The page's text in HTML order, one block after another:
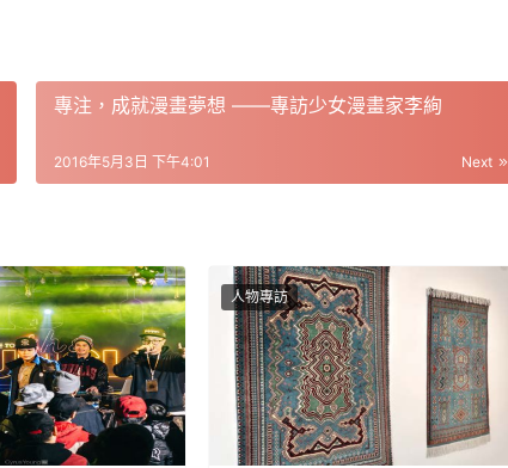
專注，成就漫畫夢想 ——專訪少女漫畫家李絢
Next
2016年5月3日 下午4:01
人物專訪